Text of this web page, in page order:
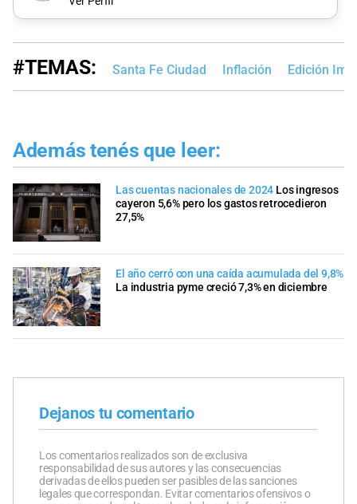
#TEMAS: Santa Fe Ciudad Inflación Edición
Además tenés que leer:
Las cuentas nacionales de 2024 Los ingresos
cayeron 5,6% pero los gastos retrocedieron
27,5%
El año cerró con una caída acumulada del 9,8%
La industria pyme creció 7,3% en diciembre
Dejanos tu comentario
Los comentarios realizados son de exclusiva
responsabilidad de sus autores y las consecuencias
derivadas de ellos pueden ser pasibles de las sanciones
legales que correspondan. Evitar comentarios ofensivos o